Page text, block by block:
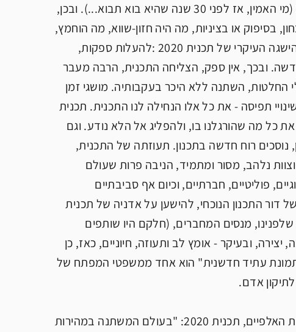
תכנית 2020 חזרה אל השיח-הציבורי, הרבה בזכות שנת היעד - 2020 (מי האמין, אז לפני 30 שנה שהיא בוא תבוא...). ובכן,
בסיפוק או בציניות, מה היה חזון-שווא, מה הוחמץ,
מה התגשם. שאלות אלו, ככל שהן מעניינות ומסקרנות, מחטיאות את הישגה העיקרי של תכנית 2020 :להעלות ספקות,
ובכך, אין ספק, הצליחה התכנית, הרבה מעבר
השתנה ללא היכר בעקבותיה. מושגי זמן
תפיסה - את כל אלו הנחילה לנו התכנית. תכנית
כל מה שהורגלנו בו, ולהפליג אל הלא נודע. וגם
רוח חדשה בתכנון. תעוזתה של התכנית,
נלהב, מסור ומתמיד, הניבה פרות שעולם
פוליטיים, חברתיים, וכיום אף סביבתיים
האם יהיה בכוחו של דור התכנון הנוכחי, להישען על אדניה של תכנית
שלפנינו, מנסים המחברים, (חלקם היו שותפים
- חשיבה, יצירה, ובעיקר - אומץ לב ותעוזה, חיוניים, כאז, כן
תמונת עתיד חדשנית" הוא אחד ממשפטי המפתח של
"לראות את הנולד" אלו מילות הפתיחה של תכנית האב לישראל בשנות האלפיים, תכנית 2020: "בעולם המשתנה במהירות